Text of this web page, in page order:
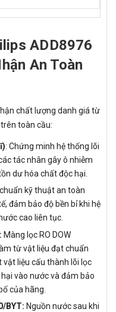
ADD8976
An Toàn
chất lượng danh giá từ
toàn cầu:
: Chứng minh hệ thống lõi
tác nhân gây ô nhiễm
dư hóa chất độc hại.
kỹ thuật an toàn
đảm bảo độ bền bỉ khi hệ
cao liên tục.
Màng lọc RO DOW
từ vật liệu đạt chuẩn
vật liệu cấu thành lõi lọc
vào nước và đảm bảo
của hãng.
BYT: Nguồn nước sau khi